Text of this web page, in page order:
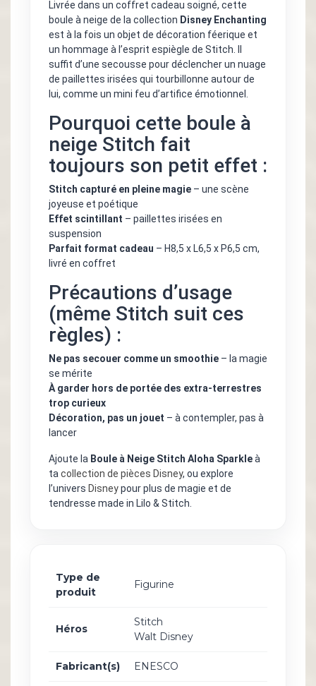
Livrée dans un coffret cadeau soigné, cette
boule à neige de la collection Disney Enchanting
est à la fois un objet de décoration féerique et
un hommage à l’esprit espiègle de Stitch. Il
suffit d’une secousse pour déclencher un nuage
de paillettes irisées qui tourbillonne autour de
lui, comme un mini feu d’artifice émotionnel.
Pourquoi cette boule à
neige Stitch fait
toujours son petit effet :
Stitch capturé en pleine magie – une scène
joyeuse et poétique
Effet scintillant – paillettes irisées en
suspension
Parfait format cadeau – H8,5 x L6,5 x P6,5 cm,
livré en coffret
Précautions d’usage
(même Stitch suit ces
règles) :
Ne pas secouer comme un smoothie – la magie
se mérite
À garder hors de portée des extra-terrestres
trop curieux
Décoration, pas un jouet – à contempler, pas à
lancer
Ajoute la Boule à Neige Stitch Aloha Sparkleà
ta collection de pièces Disney, ou explore
l’univers Disneypour plus de magie et de
tendresse made in Lilo & Stitch.
Type de
produit
Figurine
Héros
Stitch
Walt Disney
Fabricant(s) ENESCO